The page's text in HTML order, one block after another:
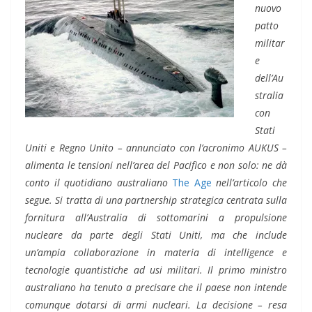
nuovo
patto
militar
e
dell’Au
stralia
con
Stati
Uniti e Regno Unito – annunciato con l’acronimo AUKUS –
alimenta le tensioni nell’area del Pacifico e non solo: ne dà
conto il quotidiano australiano The Age nell’articolo che
segue. Si tratta di una partnership strategica centrata sulla
fornitura all’Australia di sottomarini a propulsione
nucleare da parte degli Stati Uniti, ma che include
un’ampia collaborazione in materia di intelligence e
tecnologie quantistiche ad usi militari. Il primo ministro
australiano ha tenuto a precisare che il paese non intende
comunque dotarsi di armi nucleari. La decisione – resa